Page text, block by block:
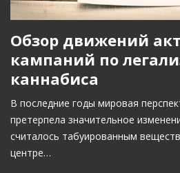
Обзор движений
кампаний по
каннабиса
В последние годы мировая
претерпела значительное
считалось табуированным
центре…